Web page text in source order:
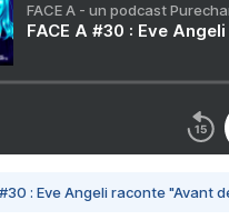
FACE A - un podcast
FACE A #30 : Eve
#30 : Eve Angeli raconte "Avant